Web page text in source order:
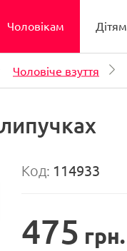
Чоловікам Дітям
Чоловіче взуття
Код: 114933
475 грн.